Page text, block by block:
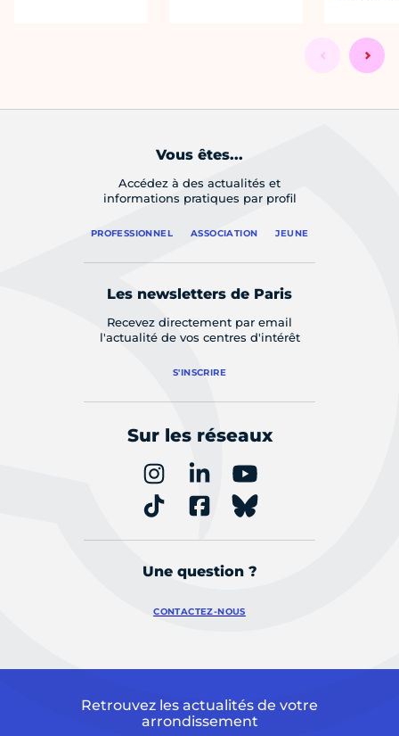
Vous êtes...
Accédez à des actualités et
informations pratiques par profil
PROFESSIONNEL ASSOCIATION JEUNE
Les newsletters de Paris
Recevez directement par email
l'actualité de vos centres d'intérêt
S'INSCRIRE
Sur les réseaux
Une question ?
CONTACTEZ-NOUS
Retrouvez les actualités de votre
arrondissement